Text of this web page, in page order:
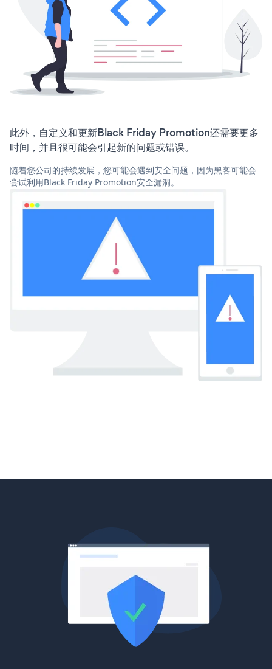
此外，自定义和更新Black Friday Promotion还需要更多
时间，并且很可能会引起新的问题或错误。
随着您公司的持续发展，您可能会遇到安全问题，因为黑客可能会
尝试利用Black Friday Promotion安全漏洞。